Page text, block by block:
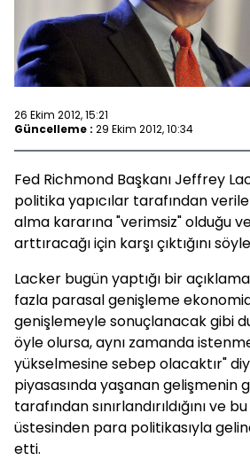
26 Ekim 2012, 15:21
Güncelleme : 29 Ekim 2012, 10:34
Fed Richmond Başkanı Jeffrey
politika yapıcılar tarafından
alma kararına "verimsiz" olduğu
arttıracağı için karşı çıktığını
Lacker bugün yaptığı bir
fazla parasal genişleme
genişlemeyle sonuçlanacak gibi
öyle olursa, aynı zamanda
yükselmesine sebep olacaktır"
piyasasında yaşanan
tarafından sınırlandırıldığını ve
üstesinden para politikasıyla
etti.